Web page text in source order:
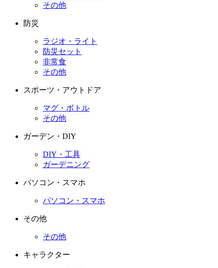
その他
防災
ラジオ・ライト
防災セット
非常食
その他
スポーツ・アウトドア
マグ・ボトル
その他
ガーデン・DIY
DIY・工具
ガーデニング
パソコン・スマホ
パソコン・スマホ
その他
その他
キャラクター